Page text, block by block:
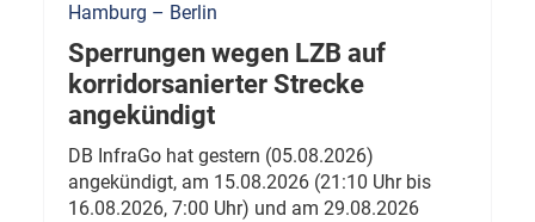
Hamburg – Berlin
Sperrungen wegen LZB auf
korridorsanierter Strecke
angekündigt
DB InfraGo hat gestern (05.08.2026)
angekündigt, am 15.08.2026 (21:10 Uhr bis
16.08.2026, 7:00 Uhr) und am 29.08.2026